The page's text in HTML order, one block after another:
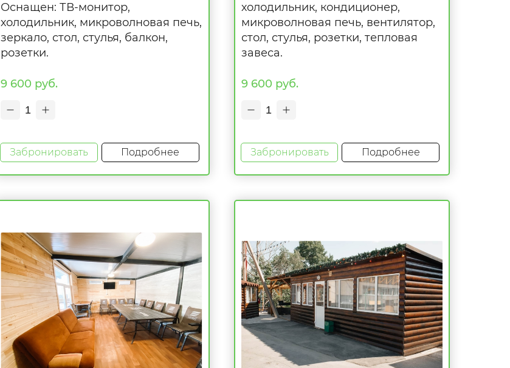
Оснащен: ТВ-монитор,
холодильник, микроволновая печь,
зеркало, стол, стулья, балкон,
розетки.
9 600 руб.
1
Забронировать Подробнее
холодильник, кондиционер,
микроволновая печь, вентилятор,
стол, стулья, розетки, тепловая
завеса.
9 600 руб.
1
Забронировать Подробнее